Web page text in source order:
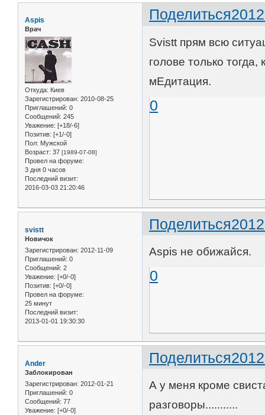
Поделиться
Aspis
Врач
Откуда: Киев
Зарегистрирован: 2010-08-25
Приглашений: 0
Сообщений: 245
Уважение: [+18/-6]
Позитив: [+1/-0]
Пол: Мужской
Возраст: 37 [1989-07-08]
Провел на форуме:
3 дня 0 часов
Последний визит:
2016-03-03 21:20:46
Svistt прям всю
голове только
мЕдитация.
0
Поделиться
svistt
Новичок
Зарегистрирован: 2012-11-09
Приглашений: 0
Сообщений: 2
Уважение: [+0/-0]
Позитив: [+0/-0]
Провел на форуме:
25 минут
Последний визит:
2013-01-01 19:30:30
Aspis не обижайся.
0
Поделиться
Ander
Заблокирован
Зарегистрирован: 2012-01-21
Приглашений: 0
Сообщений: 77
Уважение: [+0/-0]
А у меня кроме
разговоры...........